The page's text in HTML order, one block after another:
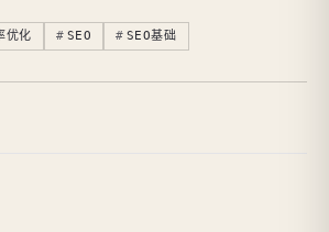
优化 SEO SEO基础